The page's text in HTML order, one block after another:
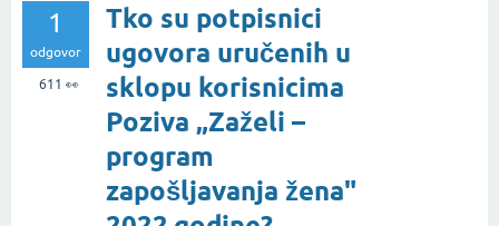
1
odgovor
611 👀
Tko su potpisnici
ugovora uručenih u
sklopu korisnicima
Poziva „Zaželi –
program
zapošljavanja žena"